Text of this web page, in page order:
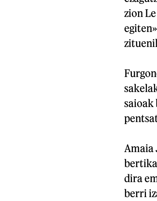
zion
saioak
Amaia
dira
berri